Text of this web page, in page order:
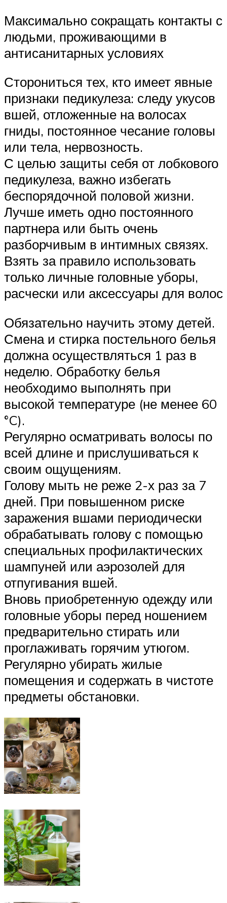
Максимально сокращать контакты с
людьми, проживающими в
антисанитарных условиях
Сторониться тех, кто имеет явные
признаки педикулеза: следу укусов
вшей, отложенные на волосах
гниды, постоянное чесание головы
или тела, нервозность.
С целью защиты себя от лобкового
педикулеза, важно избегать
беспорядочной половой жизни.
Лучше иметь одно постоянного
партнера или быть очень
разборчивым в интимных связях.
Взять за правило использовать
только личные головные уборы,
расчески или аксессуары для волос
Обязательно научить этому детей.
Смена и стирка постельного белья
должна осуществляться 1 раз в
неделю. Обработку белья
необходимо выполнять при
высокой температуре (не менее 60
°C).
Регулярно осматривать волосы по
всей длине и прислушиваться к
своим ощущениям.
Голову мыть не реже 2-х раз за 7
дней. При повышенном риске
заражения вшами периодически
обрабатывать голову с помощью
специальных профилактических
шампуней или аэрозолей для
отпугивания вшей.
Вновь приобретенную одежду или
головные уборы перед ношением
предварительно стирать или
проглаживать горячим утюгом.
Регулярно убирать жилые
помещения и содержать в чистоте
предметы обстановки.